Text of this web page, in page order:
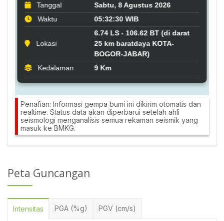
Penafian: Informasi gempa bumi ini dikirim otomatis dan
realtime. Status data akan diperbarui setelah ahli
seismologi menganalisis semua rekaman seismik yang
masuk ke BMKG.
Peta Guncangan
Intensitas PGA (%g) PGV (cm/s)